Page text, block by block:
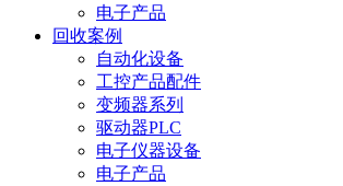
电子产品
回收案例
自动化设备
工控产品配件
变频器系列
驱动器PLC
电子仪器设备
电子产品